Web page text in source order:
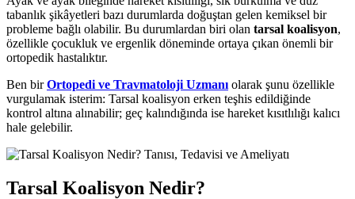
tabanlık şikâyetleri bazı durumlarda doğuştan gelen kemiksel bir
probleme bağlı olabilir. Bu durumlardan biri olan tarsal koalisyon,
özellikle çocukluk ve ergenlik döneminde ortaya çıkan önemli bir
ortopedik hastalıktır.
Ben birOrtopedi ve Travmatoloji Uzmanı olarak şunu özellikle
vurgulamak isterim: Tarsal koalisyon erken teşhis edildiğinde
kontrol altına alınabilir; geç kalındığında ise hareket kısıtlılığı kalıcı
hale gelebilir.
Tarsal Koalisyon Nedir?